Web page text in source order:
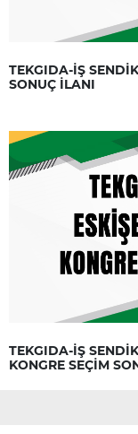
TEKGIDA-İŞ
SONUÇ İLANI
TEKGIDA-İŞ
KONGRE SEÇİM